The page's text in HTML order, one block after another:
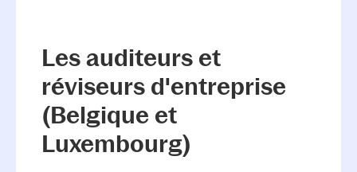
Les auditeurs et
réviseurs d'entreprise
(Belgique et
Luxembourg)